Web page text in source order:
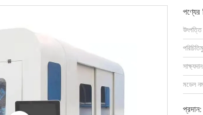
পণ্যের
সাক্ষ্যদান:
মডেল
প্রদান: